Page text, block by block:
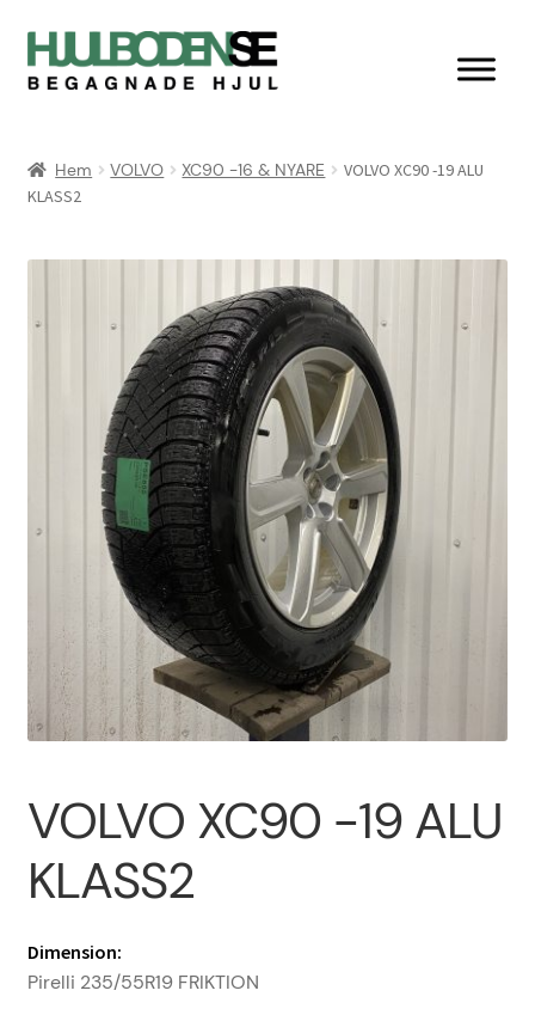
Hoppa
till
Hoppa
till
Hem
Integritetspolicy
Kontakta oss
Köpvillkor & retur
PROFIL
Vanliga frågor
Varukorg
Hem VOLVO XC90 -16 & NYARE
VOLVO XC90 -19 ALU
KLASS2
VOLVO XC90 -19 ALU
KLASS2
Dimension:
Pirelli 235/55R19 FRIKTION